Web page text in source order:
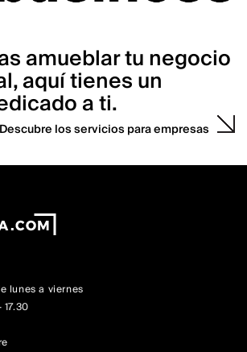
amueblar tu negocio
aquí tienes un
a ti.
Descubre los servicios para empresas
lunes a viernes